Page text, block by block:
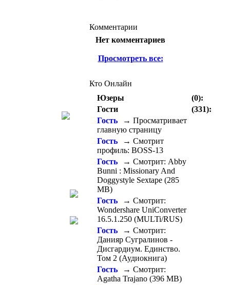
Комментарии
Нет комментариев
Просмотреть все:
Кто Онлайн
Юзеры
(0):
Гости
(331):
Гость
→ Просматривает
главную страницу
Гость
→ Смотрит
профиль: BOSS-13
Гость
→ Смотрит: Abby
Bunni : Missionary And
Doggystyle Sextape (285
MB)
Гость
→ Смотрит:
Wondershare UniConverter
16.5.1.250 (MULTi/RUS)
Гость
→ Смотрит:
Данияр Сугралинов -
Дисгардиум. Единство.
Том 2 (Аудиокнига)
Гость
→ Смотрит:
Agatha Trajano (396 MB)